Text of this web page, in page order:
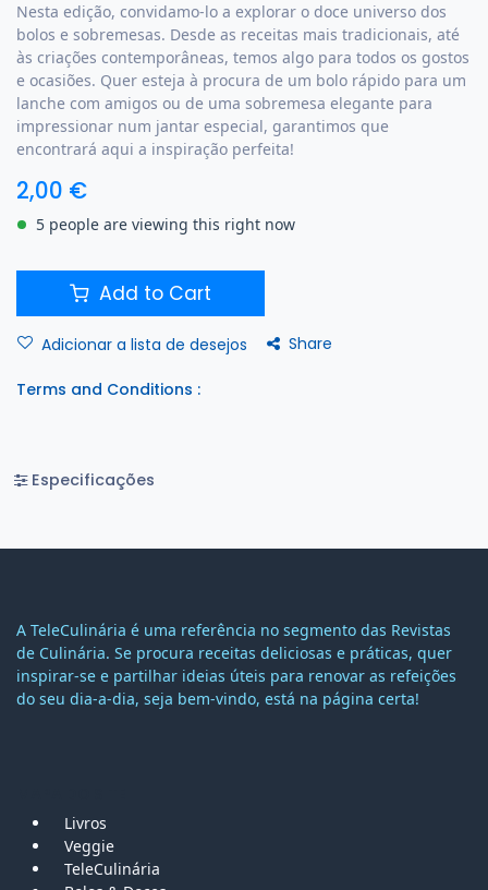
Nesta edição, convidamo-lo a explorar o doce universo dos
bolos e sobremesas. Desde as receitas mais tradicionais, até
às criações contemporâneas, temos algo para todos os gostos
e ocasiões. Quer esteja à procura de um bolo rápido para um
lanche com amigos ou de uma sobremesa elegante para
impressionar num jantar especial, garantimos que
encontrará aqui a inspiração perfeita!
2,00 €
5 people are viewing this right now
Add to Cart
Adicionar a lista de desejos Share
Terms and Conditions :
Especificações
A TeleCulinária é uma referência no segmento das Revistas
de Culinária. Se procura receitas deliciosas e práticas, quer
inspirar-se e partilhar ideias úteis para renovar as refeições
do seu dia-a-dia, seja bem-vindo, está na página certa!
Livros
Veggie
TeleCulinária